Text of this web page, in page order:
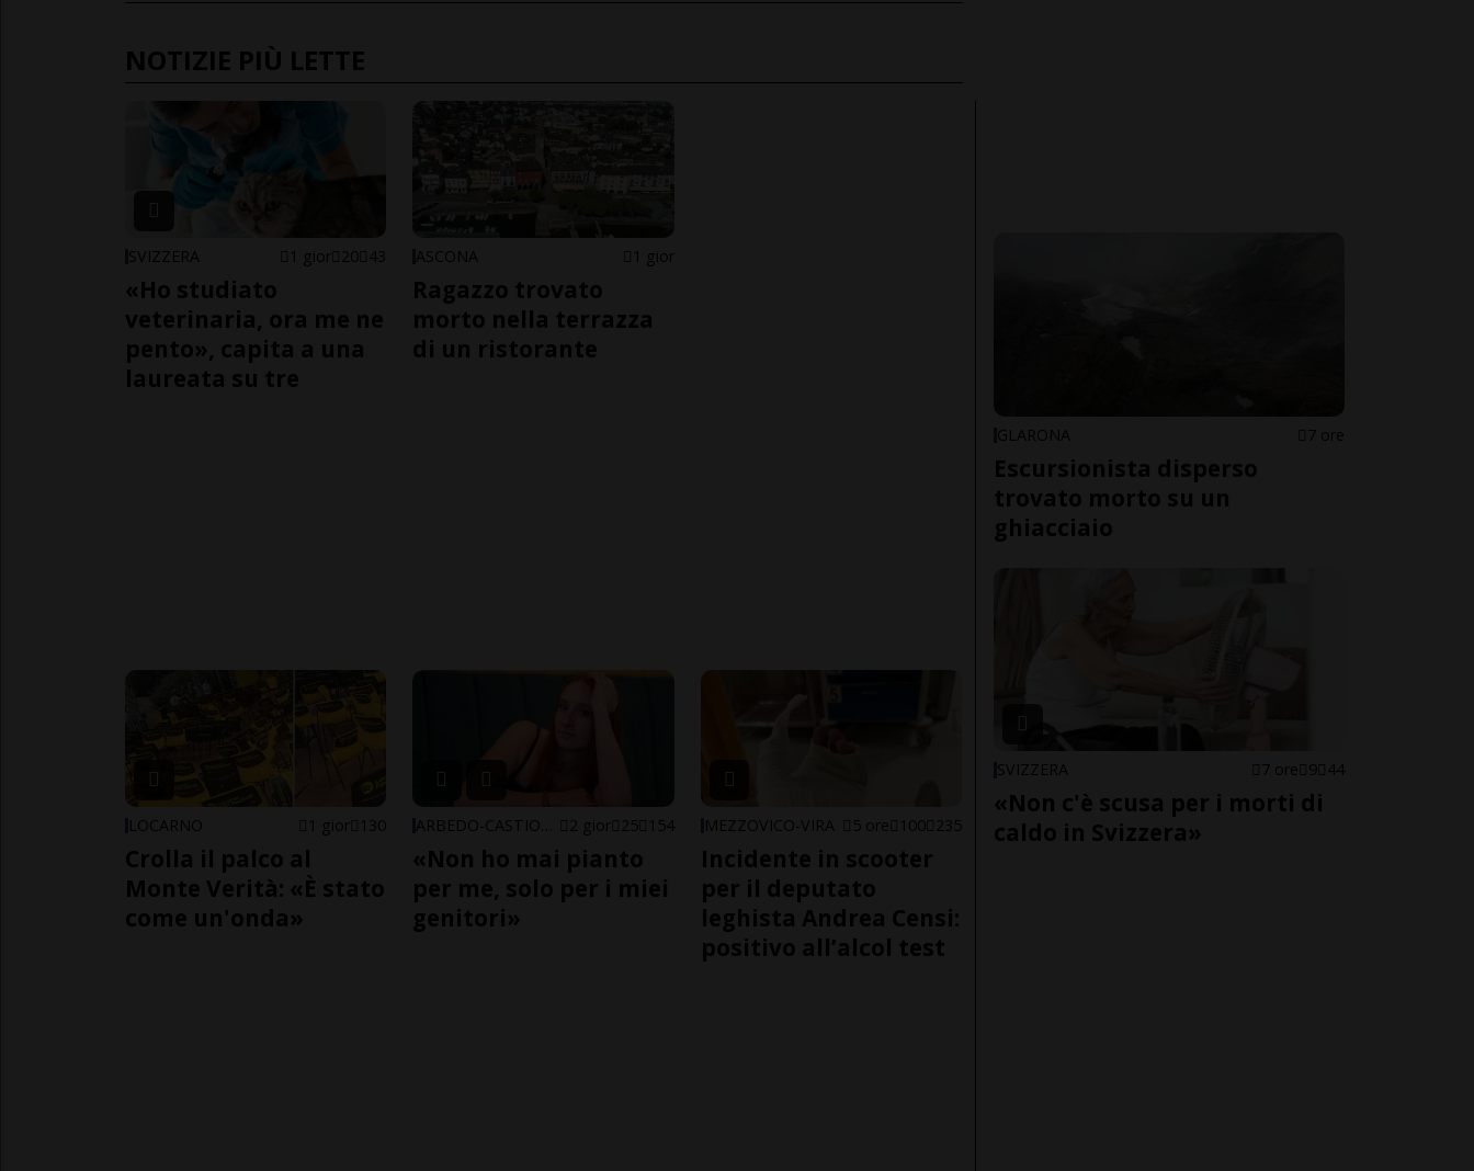
NOTIZIE PIÙ LETTE
SVIZZERA 1 gior 20 43
«Ho studiato
veterinaria, ora me ne
pento», capita a una
laureata su tre
ASCONA 1 gior
Ragazzo trovato
morto nella terrazza
di un ristorante
LOCARNO 1 gior 130
Crolla il palco al
Monte Verità: «È stato
come un'onda»
2 gior 25 154
«Non ho mai pianto
per me, solo per i miei
genitori»
MEZZOVICO-VIRA 5 ore 100 235
Incidente in scooter
per il deputato
leghista Andrea Censi:
positivo all’alcol test
GLARONA 7 ore
Escursionista disperso
trovato morto su un
ghiacciaio
SVIZZERA 7 ore 9 44
«Non c'è scusa per i morti di
caldo in Svizzera»